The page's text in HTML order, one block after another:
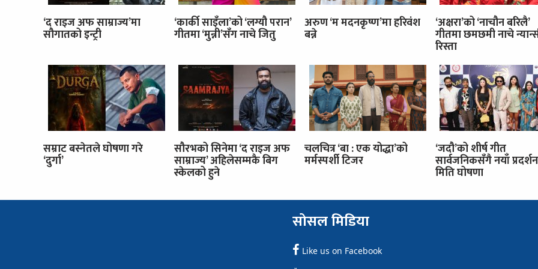
‘द राइज अफ साम्राज्य’मा
सौगातको इन्ट्री
‘कार्की साइँला’को ‘लग्यौ परान’
गीतमा ‘मुन्नी’सँग नाचे जितु
अरुण ‘म मदनकृष्ण’मा हरिवंश
बन्ने
‘अक्षरा’को ‘नाचौन बरिलै’
गीतमा छमछमी नाचे
रिस्ता
सम्राट बस्नेतले घोषणा गरे
‘दुर्गा’
सौरभको सिनेमा ‘द राइज अफ
साम्राज्य’ अहिलेसम्मकै बिग
स्केलको हुने
चलचित्र ‘बा : एक योद्धा’को
मर्मस्पर्शी टिजर
‘जदौ’को शीर्ष गीत
सार्वजनिकसँगै नयाँ प्रदर्शन
मिति घोषणा
सोसल मिडिया
Like us on Facebook